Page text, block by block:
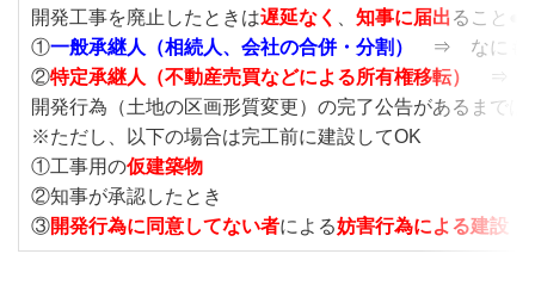
開発工事を廃止したときは遅延なく 知事に届出ること●
①一般承継人（相続人、会社の合併・分割）
⇒ なにも
②特定承継人（不動産売買などによる所有権移転） ⇒
開発行為（土地の区画形質変更）の完了公告があるまで
※ただし、以下の場合は完工前に建設してOK
①工事用の仮建築物
②知事が承認したとき
③開発行為に同意してない者による妨害行為による建設